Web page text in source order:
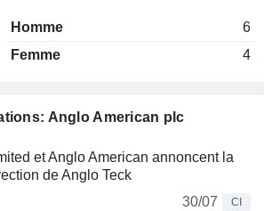
Anglo American plc
et Anglo American annoncent la
de Anglo Teck
30/07
CI
Homme
6
Femme
4